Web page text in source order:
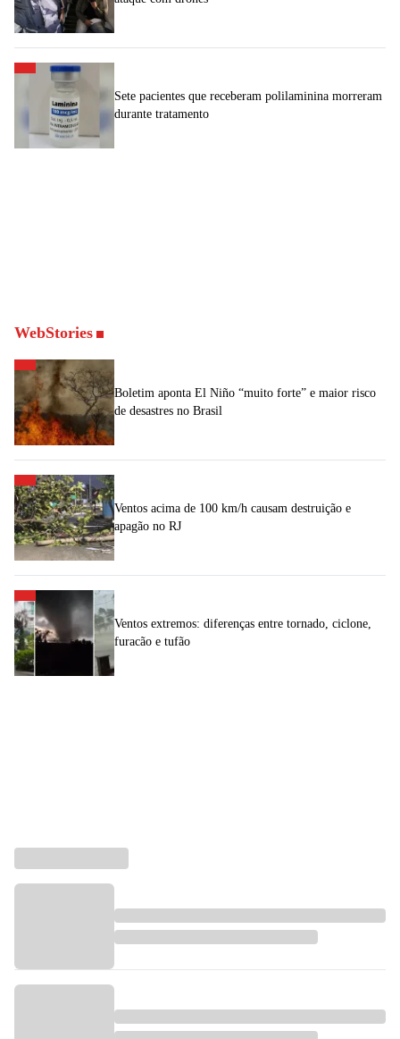
Sete pacientes que receberam polilaminina morreram
durante tratamento
WebStories
Boletim aponta El Niño “muito forte” e maior risco
de desastres no Brasil
Ventos acima de 100 km/h causam destruição e
apagão no RJ
Ventos extremos: diferenças entre tornado, ciclone,
furacão e tufão